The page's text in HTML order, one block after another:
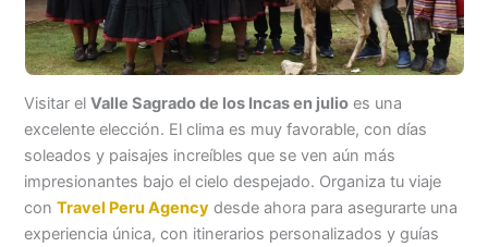
Visitar elValle Sagrado de los Incas en julio es una
excelente elección. El clima es muy favorable, con días
soleados y paisajes increíbles que se ven aún más
impresionantes bajo el cielo despejado. Organiza tu viaje
conTravel Peru Agency desde ahora para asegurarte una
experiencia única, con itinerarios personalizados y guías